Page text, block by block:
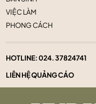
VIỆC LÀM
PHONG CÁCH
HOTLINE:024. 37824741
LIÊN HỆ QUẢNG CÁO